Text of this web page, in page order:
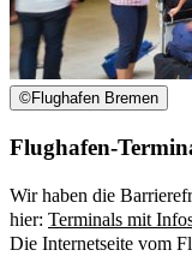
©Flughafen Bremen
Flughafen-
Wir haben die
hier: Terminals mit
Die Internetseite vom